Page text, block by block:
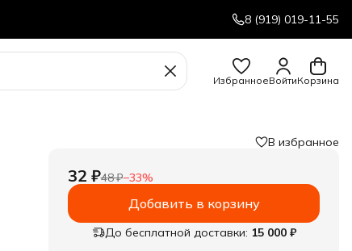
8 (919) 019-11-55
ИзбранноеВойтиКорзина
В избранное
32 ₽48 ₽−33%
Добавить в корзину
До бесплатной доставки: 15 000 ₽